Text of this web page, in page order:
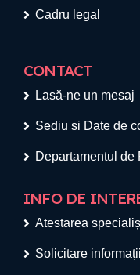
Cadru legal
CONTACT
Lasă-ne un mesaj
Sediu si Date de
Departamentul de
INFO DE
Atestarea
Solicitare informații